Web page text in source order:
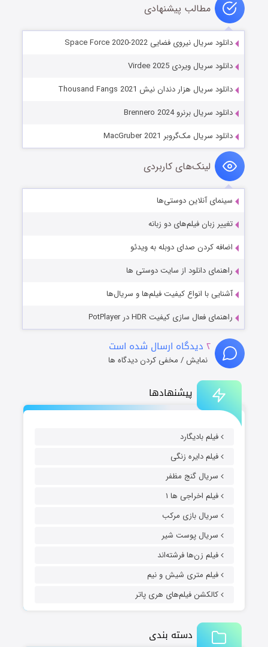
پیشنهادها
فیلم بادیگارد
فیلم دایره زنگی
سریال گنج مظفر
فیلم اخراجی ها ۱
سریال بازی مرکب
سریال پوست شیر
فیلم زن‌ها فرشته‌اند
فیلم متری شیش و نیم
کالکشن فیلم‌های هری پاتر
دسته بندی
مطالب پیشنهادی
دانلود سریال نیروی فضایی Space Force 2020-2022
دانلود سریال ویردی Virdee 2025
دانلود سریال هزار دندان نیش Thousand Fangs 2021
دانلود سریال برنرو Brennero 2024
دانلود سریال مک‌گروبر MacGruber 2021
لینک‌های کاربردی
سینمای آنلاین دوستی‌ها
تغییر زبان فیلم‌های دو زبانه
اضافه کردن صدای دوبله به ویدئو
راهنمای دانلود از سایت دوستی ها
آشنایی با انواع کیفیت فیلم‌ها و سریال‌ها
راهنمای فعال سازی کیفیت HDR در PotPlayer
۲ دیدگاه ارسال شده است
نمایش / مخفی کردن دیدگاه ها